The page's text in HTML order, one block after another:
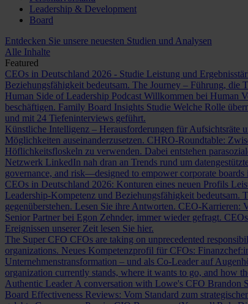
Leadership & Development
Board
Entdecken Sie unsere neuesten Studien und Analysen
Alle Inhalte
Featured
CEOs in Deutschland 2026 - Studie Leistung und
Beziehungsfähigkeit bedeutsam. The Journey – Führung, die
Human Side of Leadership Podcast Willkommen bei Human
beschäftigen. Family Board Insights Studie Welche Rolle
und mit 24 Tiefeninterviews geführt.
Künstliche Intelligenz – Herausforderungen für Aufsichtsräte
Möglichkeiten auseinanderzusetzen. CHRO-Roundtable:
Höflichkeitsfloskeln zu verwenden. Dabei entstehen
Netzwerk LinkedIn nah dran an Trends rund um
governance, and risk—designed to empower corporate
CEOs in Deutschland 2026: Konturen eines neuen Profils
Leadership-Kompetenz und Beziehungsfähigkeit bedeutsam.
gegenüberstehen. Lesen Sie ihre Antworten. CEO-Karrieren:
Senior Partner bei Egon Zehnder, immer wieder gefragt.
Ereignissen unserer Zeit lesen Sie hier.
The Super CFO CFOs are taking on unprecedented
organizations. Neues Kompetenzprofil für CFOs:
Unternehmenstransformation – und als Co-Leader auf
organization currently stands, where it wants to go, and how
Authentic Leader A conversation with Lowe's CFO Brandon
Board Effectiveness Reviews: Vom Standard zum